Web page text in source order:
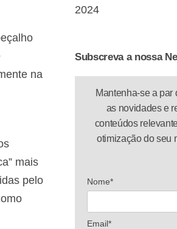
na
mais
pelo
2024
Subscreva a nossa
Mantenha-se a par
as novidades e
conteúdos
otimização do seu
Nome*
Email*